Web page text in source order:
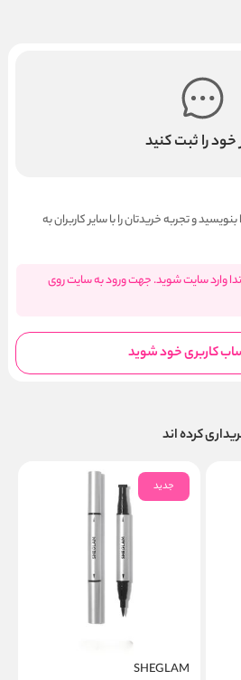
خود را ثبت کنید
و تجربه خریدتان را با سایر کاربران به
وارد سایت شوید. جهت ورود به سایت روی
کاربری خود شوید
کرده اند
جدید
خط چشم دو سر ضد آب شیگلم
SHEGLAM